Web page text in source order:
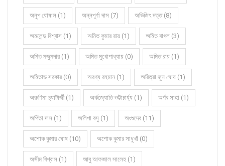
অনুপ ঘোষাল (1) অন্নপূর্ণা দাস (7) অভিজিৎ দত্ত (8)
অমলেন্দু বিশ্বাস (1) অমিত কুমার রায় (1) অমিত বাগল (3)
অমিত মজুমদার (1) অমিত মুখোপাধ্যায় (0) অমিত রায় (1)
অমিতাভ সরকার (0) অরণ্য রহমান (1) অরিত্রা জুন ঘোষ (1)
অরুণিমা চ্যাটার্জী (1) অর্কজ্যোতি ভট্টাচার্য্য (1) অর্ণব সাহা (1)
অর্পিতা দাস (1) অলিপা বসু (1) অংশুদেব (11)
অশোক কুমার ঘোষ (10) অশোক কুমার সাধুখাঁ (0)
অসীম বিশ্বাস (1) আবু আফজাল সালেহ (1)